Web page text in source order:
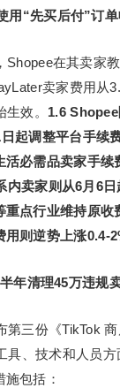
用“先买后付”订
Shopee在其卖家
卖家费用从
效。 1.6
起调整平台手续
必需品卖家手续
卖家则从6月6日
重点行业维持原收
则逆势上涨0.4-
年清理45万违规
第三份《TikTok
具、技术和人员
包括：